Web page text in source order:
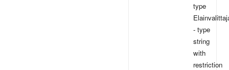
type
- type
string
with
restriction